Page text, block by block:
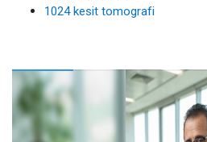
1024 kesit tomografi